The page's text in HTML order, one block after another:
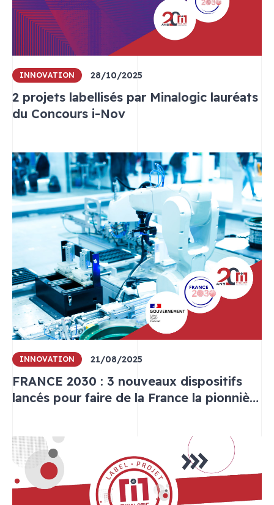
INNOVATION 28/10/2025
2 projets labellisés par Minalogic lauréats
du Concours i-Nov
INNOVATION 21/08/2025
FRANCE 2030 : 3 nouveaux dispositifs
lancés pour faire de la France la pionnière